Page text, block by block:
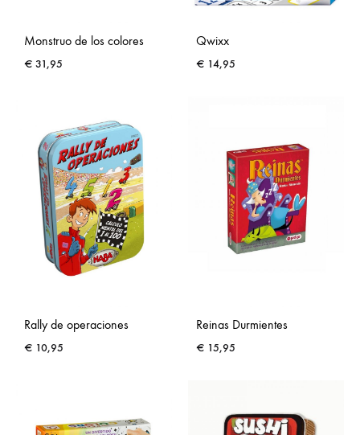
Monstruo de los colores
€ 31,95
Qwixx
€ 14,95
Rally de operaciones
€ 10,95
Reinas Durmientes
€ 15,95